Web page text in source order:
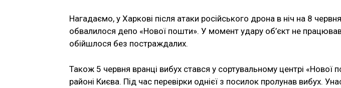
Нагадаємо, у Харкові після атаки російського дрона в ніч на 8
обвалилося депо «Нової пошти». У момент удару об’єкт не
обійшлося без постраждалих.
Також 5 червня вранці вибух стався у сортувальному центрі
районі Києва. Під час перевірки однієї з посилок пролунав вибух.